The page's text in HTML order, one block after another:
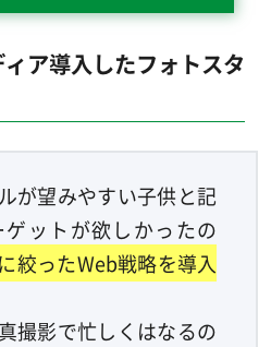
ア導入したフォトスタ
が望みやすい子供と記
ットが欲しかったの
絞ったWeb戦略を導入
撮影で忙しくはなるの